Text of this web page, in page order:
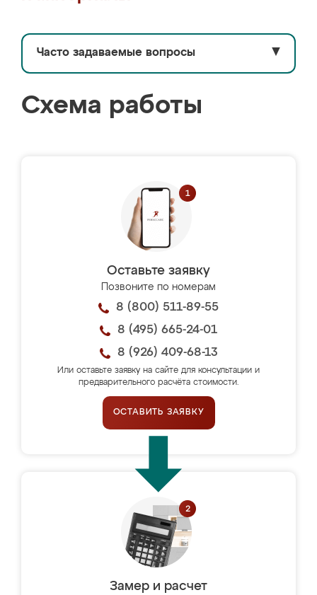
Часто задаваемые вопросы ▼
Схема работы
Оставьте заявку
Позвоните по номерам
8 (800) 511-89-55
8 (495) 665-24-01
8 (926) 409-68-13
Или оставьте заявку на сайте для консультации и
предварительного расчёта стоимости.
ОСТАВИТЬ ЗАЯВКУ
Замер и расчет